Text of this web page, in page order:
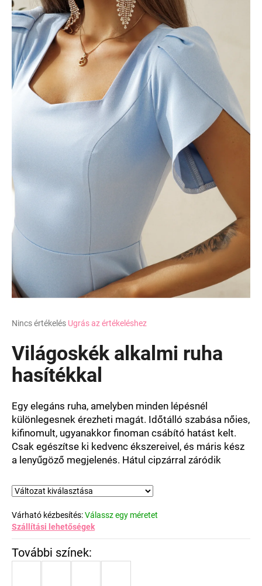
A
átlagos
értékelése
5-
csillag.
Nincs értékelés Ugrás az értékeléshez
Világoskék alkalmi ruha
hasítékkal
Egy elegáns ruha, amelyben minden lépésnél
különlegesnek érezheti magát. Időtálló szabása nőies,
kifinomult, ugyanakkor finoman csábító hatást kelt.
Csak egészítse ki kedvenc ékszereivel, és máris kész
a lenyűgöző megjelenés. Hátul cipzárral záródik
Várható kézbesítés:Válassz egy méretet
Szállítási lehetőségek